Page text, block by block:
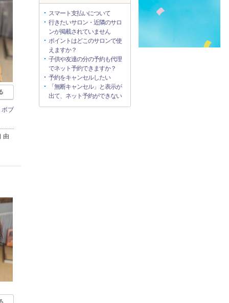
ボブ
由
スマート支払いについて
行きたいサロン・近隣のサロ
ンが掲載されていません
ポイントはどこのサロンで使
えますか？
子供や友達の分の予約も代理
でネット予約できますか？
予約をキャンセルしたい
「無断キャンセル」と表示が
出て、ネット予約ができない